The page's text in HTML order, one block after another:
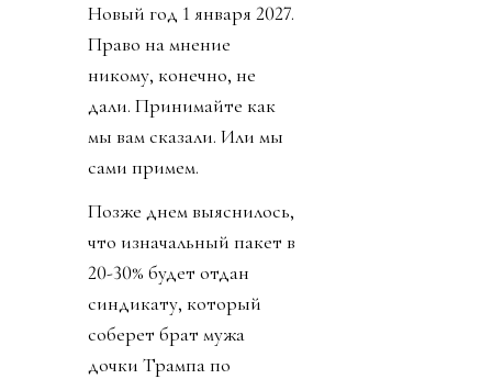
Новый год 1 января 2027.
Право на мнение
никому, конечно, не
дали. Принимайте как
мы вам сказали. Или мы
сами примем.
Позже днем выяснилось,
что изначальный пакет в
20-30% будет отдан
синдикату, который
соберет брат мужа
дочки Трампа по